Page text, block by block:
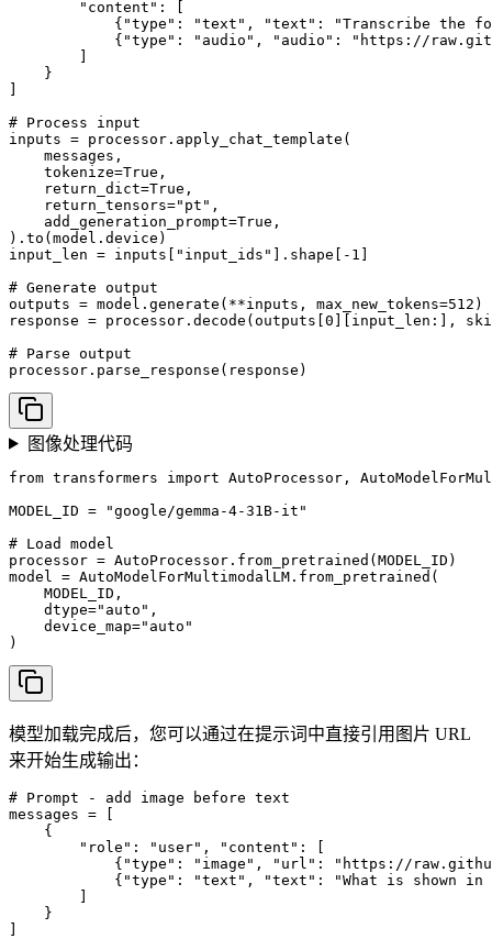
        "content": [
{"type": "text", "text": "Transcribe the
{"type": "audio", "audio": "https://
        ]
    }
]
# Process input
inputs = processor.apply_chat_template(
    messages,
    tokenize=True,
    return_dict=True,
    return_tensors="pt",
    add_generation_prompt=True,
).to(model.device)
input_len = inputs["input_ids"].shape[-1]
# Generate output
outputs = model.generate(**inputs, max_new_tokens=512)
response = processor.decode(outputs[0][input_len:],
# Parse output
processor.parse_response(response)
图像处理代码
from transformers import AutoProcessor,
MODEL_ID = "google/gemma-4-31B-it"
# Load model
processor = AutoProcessor.from_pretrained(MODEL_ID)
model = AutoModelForMultimodalLM.from_pretrained(
    MODEL_ID,
    dtype="auto",
    device_map="auto"
)
模型加载完成后，您可以通过在提示词中直接引用图片 URL
来开始生成输出：
# Prompt - add image before text
messages = [
    {
        "role": "user", "content": [
{"type": "image", "url": "https://
{"type": "text", "text": "What is shown in
        ]
    }
]